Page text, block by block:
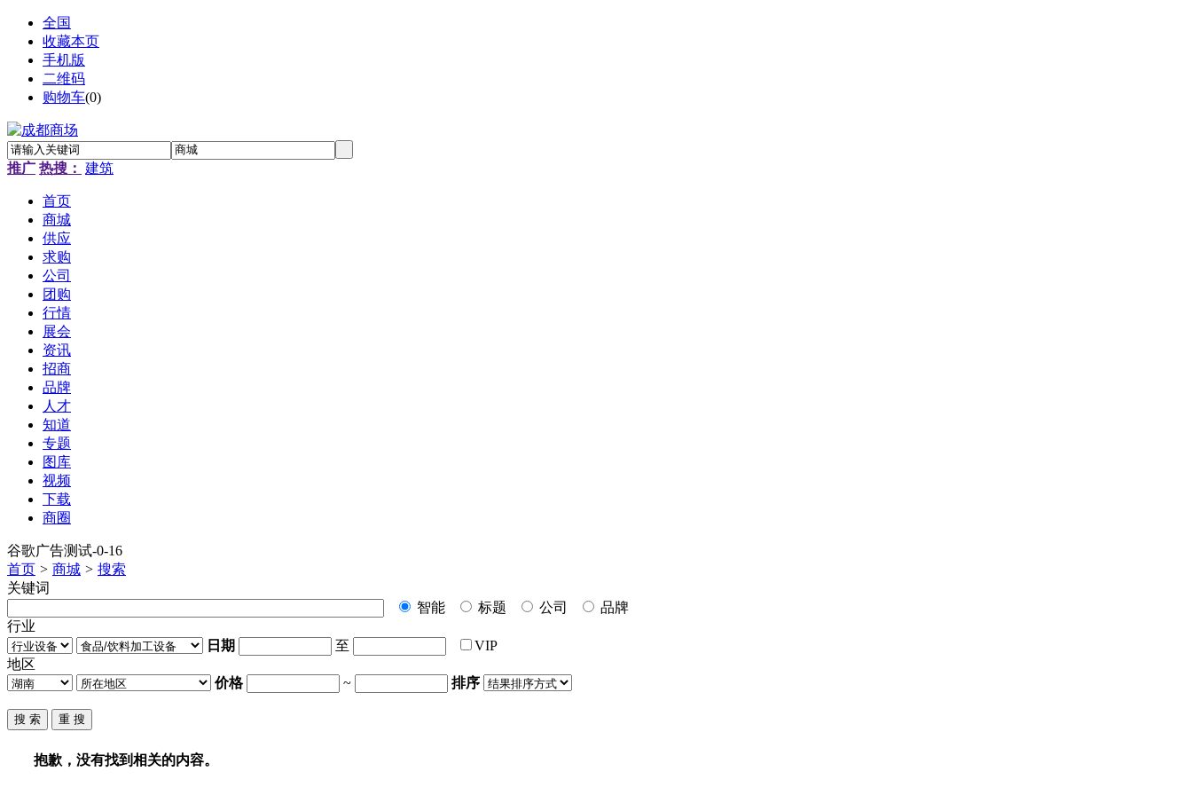
全国
收藏本页
手机版
二维码
购物车(0)
推广 热搜： 建筑
首页
商城
供应
求购
公司
团购
行情
展会
资讯
招商
品牌
人才
知道
专题
图库
视频
下载
商圈
谷歌广告测试-0-16
首页 > 商城 > 搜索
关键词
智能
标题 公司
品牌
行业
日期
至
VIP
地区
价格
~ 排序
抱歉，没有找到相关的内容。